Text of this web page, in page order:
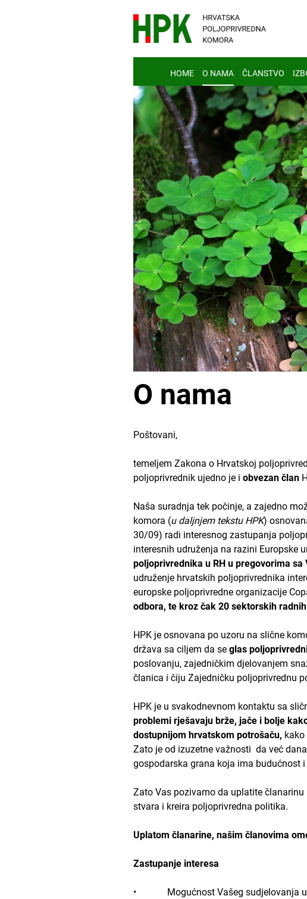
HOME O NAMA ČLANSTVO
O nama
Poštovani,
temeljem Zakona o Hrvatskoj
poljoprivrednik ujedno je i obvezan član
Naša suradnja tek počinje, a zajedno
komora (u daljnjem tekstu HPK)
30/09) radi interesnog zastupanja
interesnih udruženja na razini Europske
poljoprivrednika u RH u pregovorima
udruženje hrvatskih poljoprivrednika
europske poljoprivredne organizacije
odbora, te kroz čak 20 sektorskih
HPK je osnovana po uzoru na slične
država sa ciljem da se glas
poslovanju, zajedničkim djelovanjem
članica i čiju Zajedničku poljoprivrednu
HPK je u svakodnevnom kontaktu sa
problemi rješavaju brže, jače i bolje
dostupnijom hrvatskom potrošaču,
Zato je od izuzetne važnosti da već
gospodarska grana koja ima budućnost
Zato Vas pozivamo da uplatite članarinu
stvara i kreira poljoprivredna politika.
Uplatom članarine, našim članovima
Zastupanje interesa
• Mogućnost Vašeg sudjelovanja u